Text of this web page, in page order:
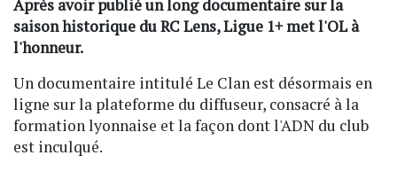
Après avoir publié un long documentaire sur la
saison historique du RC Lens, Ligue 1+ met l'OL à
l'honneur.
Un documentaire intitulé Le Clan est désormais en
ligne sur la plateforme du diffuseur, consacré à la
formation lyonnaise et la façon dont l'ADN du club
est inculqué.